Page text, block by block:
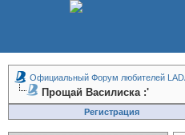
Официальный Форум любителей
Прощай Василиска :'
Регистрация